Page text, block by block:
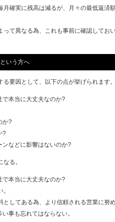
月確実に残高は減るが、月々の最低返済
って異なる為、これも事前に確認してお
いう方へ
要因として、以下の点が挙げられます。
で本当に大丈夫なのか?
か?
?
などに影響はないのか?
る。
で本当に大丈夫なのか?
してある為、より信頼される営業に努め
事も忘れてはならない。